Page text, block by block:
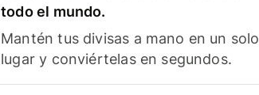
todo el mundo.
Mantén tus divisas a mano en un solo
lugar y conviértelas en segundos.